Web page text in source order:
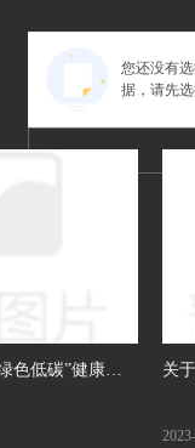
您还没有
据，请先
色低碳”健康发 关